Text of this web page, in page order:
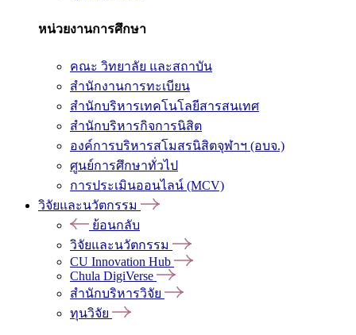
หน่วยงานการศึกษา
คณะ วิทยาลัย และสถาบัน
สำนักงานการทะเบียน
สำนักบริหารเทคโนโลยีสารสนเทศ
สำนักบริหารกิจการนิสิต
องค์การบริหารสโมสรนิสิตจุฬาฯ (อบจ.)
ศูนย์การศึกษาทั่วไป
การประเมินออนไลน์ (MCV)
วิจัยและนวัตกรรม
ย้อนกลับ
วิจัยและนวัตกรรม
CU Innovation Hub
Chula DigiVerse
สำนักบริหารวิจัย
ทุนวิจัย